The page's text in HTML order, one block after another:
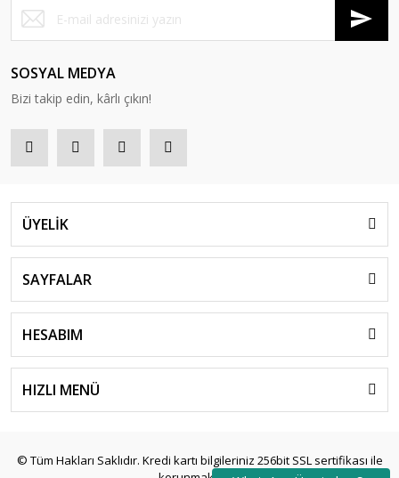
SOSYAL MEDYA
Bizi takip edin, kârlı çıkın!
ÜYELİK
SAYFALAR
HESABIM
HIZLI MENÜ
© Tüm Hakları Saklıdır. Kredi kartı bilgileriniz 256bit SSL sertifikası ile